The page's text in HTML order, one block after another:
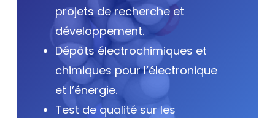
projets de recherche et
développement.
Dépôts électrochimiques et
chimiques pour l’électronique
et l’énergie.
Test de qualité sur les